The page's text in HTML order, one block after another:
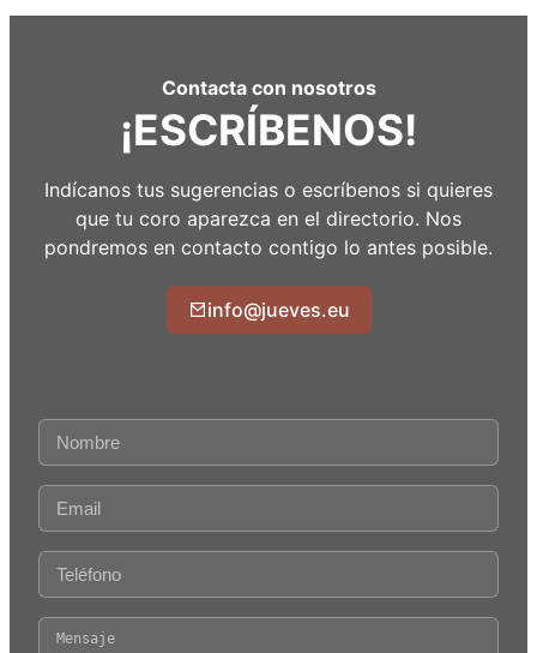
Contacta con nosotros
¡ESCRÍBENOS!
Indícanos tus sugerencias o escríbenos si quieres
que tu coro aparezca en el directorio. Nos
pondremos en contacto contigo lo antes posible.
info@jueves.eu